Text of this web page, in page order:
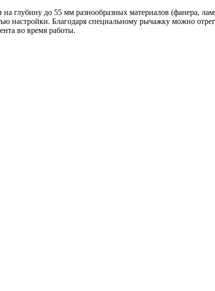
глубину до 55 мм разнообразных материалов (фанера,
настройки. Благодаря специальному рычажку можно
во время работы.